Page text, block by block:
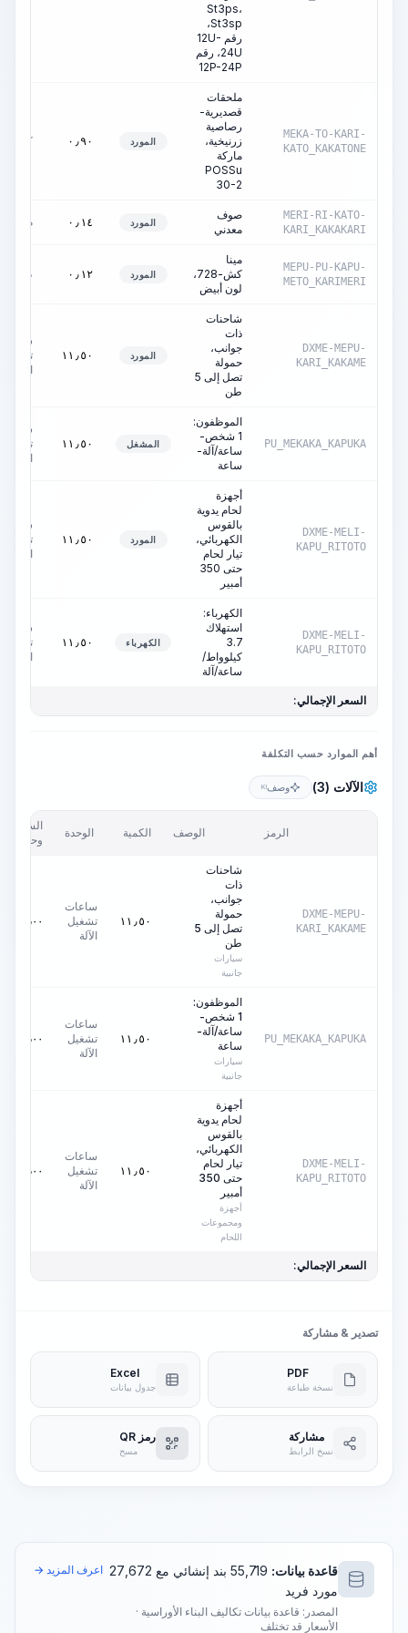
St3ps،
St3sp،
رقم 12U-
24U، رقم
12P-24P
MEKA-TO-KARI-
KATO_KAKATONE
ملحقات
قصديرية-
رصاصية
زرنيخية،
ماركة
POSSu
30-2
المورد ٠٫٩٠ كغ
MERI-RI-KATO-
KARI_KAKAKARI
صوف
معدني
المورد ٠٫١٤ م3
MEPU-PU-KAPU-
METO_KARIMERI
مينا
كش-728،
لون أبيض
المورد ٠٫١٢ طن
DXME-MEPU-
KARI_KAKAME
شاحنات
ذات
جوانب،
حمولة
تصل إلى 5
طن
المورد ١١٫٥٠
ساعات
تشغيل
الآلة
PU_MEKAKA_KAPUKA
الموظفون:
1 شخص-
ساعة/آلة-
ساعة
المشغل ١١٫٥٠
ساعات
تشغيل
الآلة
DXME-MELI-
KAPU_RITOTO
أجهزة
لحام يدوية
بالقوس
الكهربائي،
تيار لحام
حتى 350
أمبير
المورد ١١٫٥٠
ساعات
تشغيل
الآلة
DXME-MELI-
KAPU_RITOTO
الكهرباء:
استهلاك
3.7
كيلوواط/
ساعة/آلة
الكهرباء ١١٫٥٠
ساعات
تشغيل
الآلة
السعر الإجمالي:
أهم الموارد حسب التكلفة
الآلات (3) وصفKI
الرمز الوصف الكمية الوحدة
السعر/
وحدة
DXME-MEPU-
KARI_KAKAME
شاحنات
ذات
جوانب،
حمولة
تصل إلى 5
طن
سيارات
جانبية
١١٫٥٠
ساعات
تشغيل
الآلة
٠٫٠٠
PU_MEKAKA_KAPUKA
الموظفون:
1 شخص-
ساعة/آلة-
ساعة
سيارات
جانبية
١١٫٥٠
ساعات
تشغيل
الآلة
٠٫٠٠
DXME-MELI-
KAPU_RITOTO
أجهزة
لحام يدوية
بالقوس
الكهربائي،
تيار لحام
حتى 350
أمبير
أجهزة
ومجموعات
اللحام
١١٫٥٠
ساعات
تشغيل
الآلة
٠٫٠٠
السعر الإجمالي:
تصدير & مشاركة
PDF
نسخة طباعة
Excel
جدول بيانات
مشاركة
نسخ الرابط
رمز QR
مسح
قاعدة بيانات:
55,719 بند إنشائي مع 27,672
مورد فريد
المصدر: قاعدة بيانات تكاليف البناء الأوراسية ·
الأسعار قد تختلف
اعرف المزيد →